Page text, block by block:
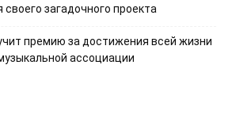
загадочного проекта
премию за достижения всей жизни
ассоциации